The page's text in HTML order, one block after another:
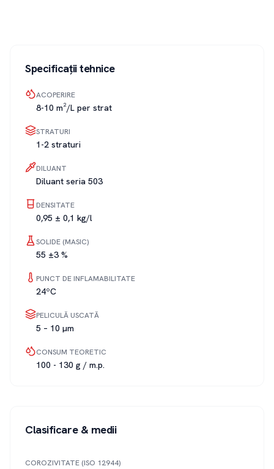
Specificații tehnice
ACOPERIRE
8-10 m²/L per strat
STRATURI
1-2 straturi
DILUANT
Diluant seria 503
DENSITATE
0,95 ± 0,1 kg/l
SOLIDE (MASIC)
55 ±3 %
PUNCT DE INFLAMABILITATE
24ºC
PELICULĂ USCATĂ
5 – 10 µm
CONSUM TEORETIC
100 - 130 g / m.p.
Clasificare & medii
COROZIVITATE (ISO 12944)